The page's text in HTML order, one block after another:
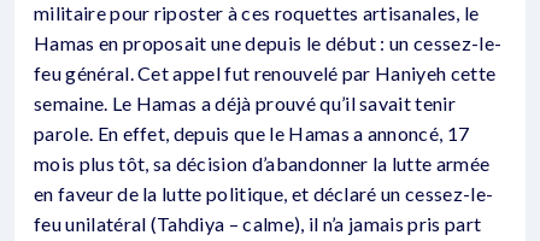
militaire pour riposter à ces roquettes artisanales, le
Hamas en proposait une depuis le début : un cessez-le-
feu général. Cet appel fut renouvelé par Haniyeh cette
semaine. Le Hamas a déjà prouvé qu’il savait tenir
parole. En effet, depuis que le Hamas a annoncé, 17
mois plus tôt, sa décision d’abandonner la lutte armée
en faveur de la lutte politique, et déclaré un cessez-le-
feu unilatéral (Tahdiya – calme), il n’a jamais pris part